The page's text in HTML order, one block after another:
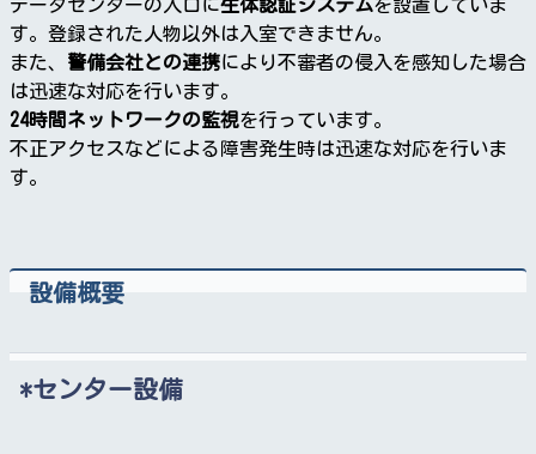
データセンターの入口に生体認証システムを設置していま
す。登録された人物以外は入室できません。
また、 警備会社との連携により不審者の侵入を感知した場合
は迅速な対応を行います。
24時間ネットワークの監視を行っています。
不正アクセスなどによる障害発生時は迅速な対応を行いま
す。
設備概要
センター設備